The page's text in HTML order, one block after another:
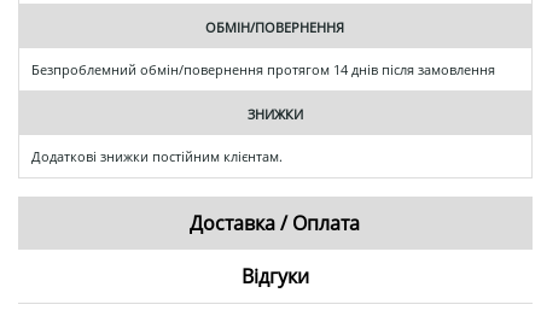
ОБМІН/ПОВЕРНЕННЯ
Безпроблемний обмін/повернення протягом 14 днів після замовлення
ЗНИЖКИ
Додаткові знижки постійним клієнтам.
Доставка / Оплата
Відгуки